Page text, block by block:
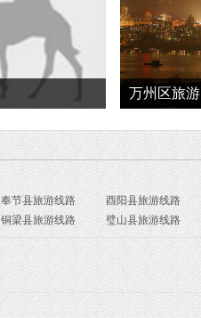
万州区旅游
奉节县旅游线路 酉阳县旅游线路
铜梁县旅游线路 璧山县旅游线路